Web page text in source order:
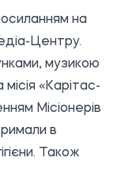
на
Центру.
музикою
«Карітас-
Місіонерів
в
Також